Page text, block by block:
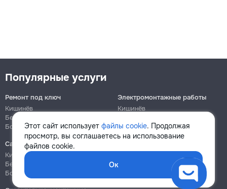
Этот сайт использует файлы cookie. Продолжая
просмотр, вы соглашаетесь на использование
файлов cookie.
Ок
Популярные услуги
Ремонт под ключ
Кишинёв
Бельцы
Ботаника
Электромонтажные работы
Кишинёв
Ботаника
Сантехнические работы
Кишинёв
Бельцы
Ботаника
Бельцы